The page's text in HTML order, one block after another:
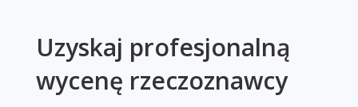
Uzyskaj profesjonalną
wycenę rzeczoznawcy